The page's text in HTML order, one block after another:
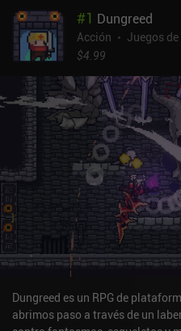
#1 Dungreed
Acción
Juegos de
$4.99
Dungreed es un RPG de
abrimos paso a través de un